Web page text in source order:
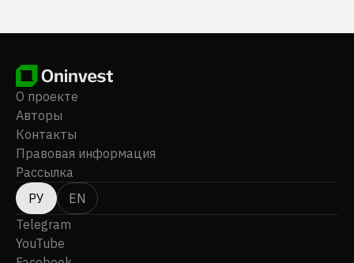
О проекте
Авторы
Контакты
Правовая информация
Рассылка
РУ
EN
Telegram
YouTube